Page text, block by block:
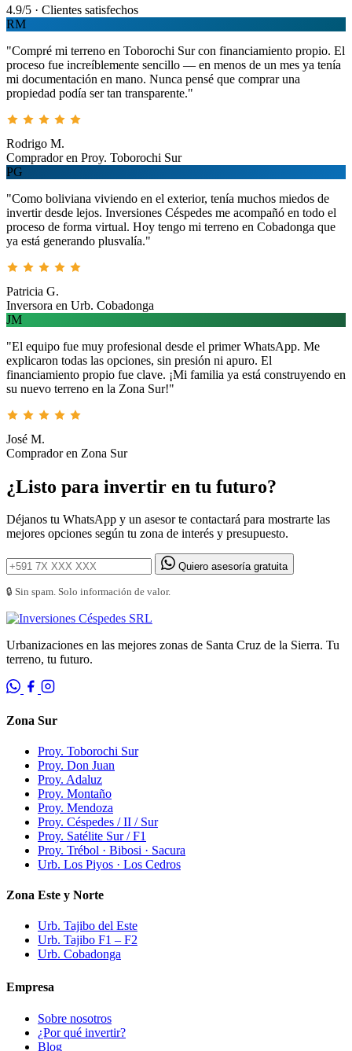
4.9/5 · Clientes satisfechos
RM
"Compré mi terreno en Toborochi Sur con financiamiento propio. El
proceso fue increíblemente sencillo — en menos de un mes ya tenía
mi documentación en mano. Nunca pensé que comprar una
propiedad podía ser tan transparente."
Rodrigo M.
Comprador en Proy. Toborochi Sur
PG
"Como boliviana viviendo en el exterior, tenía muchos miedos de
invertir desde lejos. Inversiones Céspedes me acompañó en todo el
proceso de forma virtual. Hoy tengo mi terreno en Cobadonga que
ya está generando plusvalía."
Patricia G.
Inversora en Urb. Cobadonga
JM
"El equipo fue muy profesional desde el primer WhatsApp. Me
explicaron todas las opciones, sin presión ni apuro. El
financiamiento propio fue clave. ¡Mi familia ya está construyendo en
su nuevo terreno en la Zona Sur!"
José M.
Comprador en Zona Sur
¿Listo para invertir en tu futuro?
Déjanos tu WhatsApp y un asesor te contactará para mostrarte las
mejores opciones según tu zona de interés y presupuesto.
Quiero asesoría gratuita
🔒 Sin spam. Solo información de valor.
Urbanizaciones en las mejores zonas de Santa Cruz de la Sierra. Tu
terreno, tu futuro.
Zona Sur
Proy. Toborochi Sur
Proy. Don Juan
Proy. Adaluz
Proy. Montaño
Proy. Mendoza
Proy. Céspedes / II / Sur
Proy. Satélite Sur / F1
Proy. Trébol · Bibosi · Sacura
Urb. Los Piyos · Los Cedros
Zona Este y Norte
Urb. Tajibo del Este
Urb. Tajibo F1 – F2
Urb. Cobadonga
Empresa
Sobre nosotros
¿Por qué invertir?
Blog